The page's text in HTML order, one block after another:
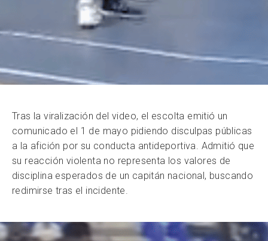
Tras la viralización del video, el escolta emitió un
comunicado el 1 de mayo pidiendo disculpas públicas
a la afición por su conducta antideportiva. Admitió que
su reacción violenta no representa los valores de
disciplina esperados de un capitán nacional, buscando
redimirse tras el incidente.